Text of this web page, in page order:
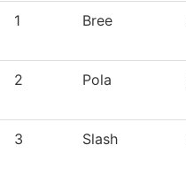
1 Bree
2 Pola
3 Slash